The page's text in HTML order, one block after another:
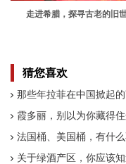
走进希腊，探寻古老的旧
猜您喜欢
那些年拉菲在中国掀起
霞多丽，别以为你藏得住
法国桶、美国桶，有什
关于绿酒产区，你应该